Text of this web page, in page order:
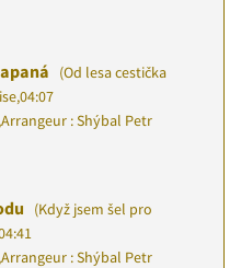
(Od lesa cestička
,04:07
Arrangeur : Shýbal Petr
(Když jsem šel pro
Arrangeur : Shýbal Petr